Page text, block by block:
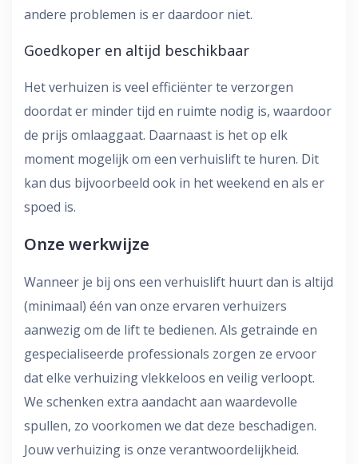
andere problemen is er daardoor niet.
Goedkoper en altijd beschikbaar
Het verhuizen is veel efficiënter te verzorgen
doordat er minder tijd en ruimte nodig is, waardoor
de prijs omlaaggaat. Daarnaast is het op elk
moment mogelijk om een verhuislift te huren. Dit
kan dus bijvoorbeeld ook in het weekend en als er
spoed is.
Onze werkwijze
Wanneer je bij ons een verhuislift huurt dan is altijd
(minimaal) één van onze ervaren verhuizers
aanwezig om de lift te bedienen. Als getrainde en
gespecialiseerde professionals zorgen ze ervoor
dat elke verhuizing vlekkeloos en veilig verloopt.
We schenken extra aandacht aan waardevolle
spullen, zo voorkomen we dat deze beschadigen.
Jouw verhuizing is onze verantwoordelijkheid.